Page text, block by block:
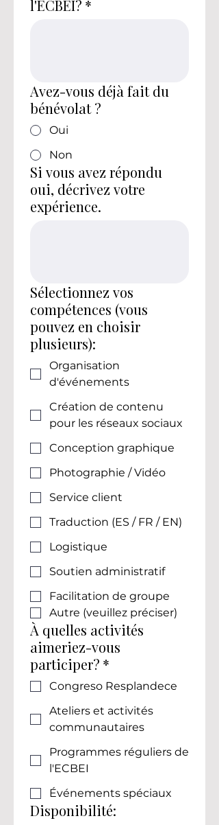
l'ECBEI? *
Avez-vous déjà fait du
bénévolat ?
Oui
Non
Si vous avez répondu
oui, décrivez votre
expérience.
Sélectionnez vos
compétences (vous
pouvez en choisir
plusieurs):
Organisation
d'événements
Création de contenu
pour les réseaux sociaux
Conception graphique
Photographie / Vidéo
Service client
Traduction (ES / FR / EN)
Logistique
Soutien administratif
Facilitation de groupe
Autre (veuillez préciser)
À quelles activités
aimeriez-vous
participer? *
Congreso Resplandece
Ateliers et activités
communautaires
Programmes réguliers de
l'ECBEI
Événements spéciaux
Disponibilité: